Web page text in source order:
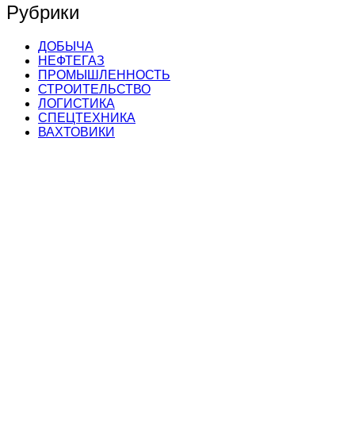
Рубрики
ДОБЫЧА
НЕФТЕГАЗ
ПРОМЫШЛЕННОСТЬ
СТРОИТЕЛЬСТВО
ЛОГИСТИКА
СПЕЦТЕХНИКА
ВАХТОВИКИ